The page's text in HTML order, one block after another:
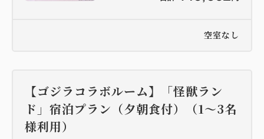
空室なし
【ゴジラコラボルーム】「怪獣ラン
ド」宿泊プラン（夕朝食付）（1～3名
様利用）